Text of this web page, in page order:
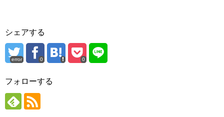
シェアする
error 0 0
フォローする